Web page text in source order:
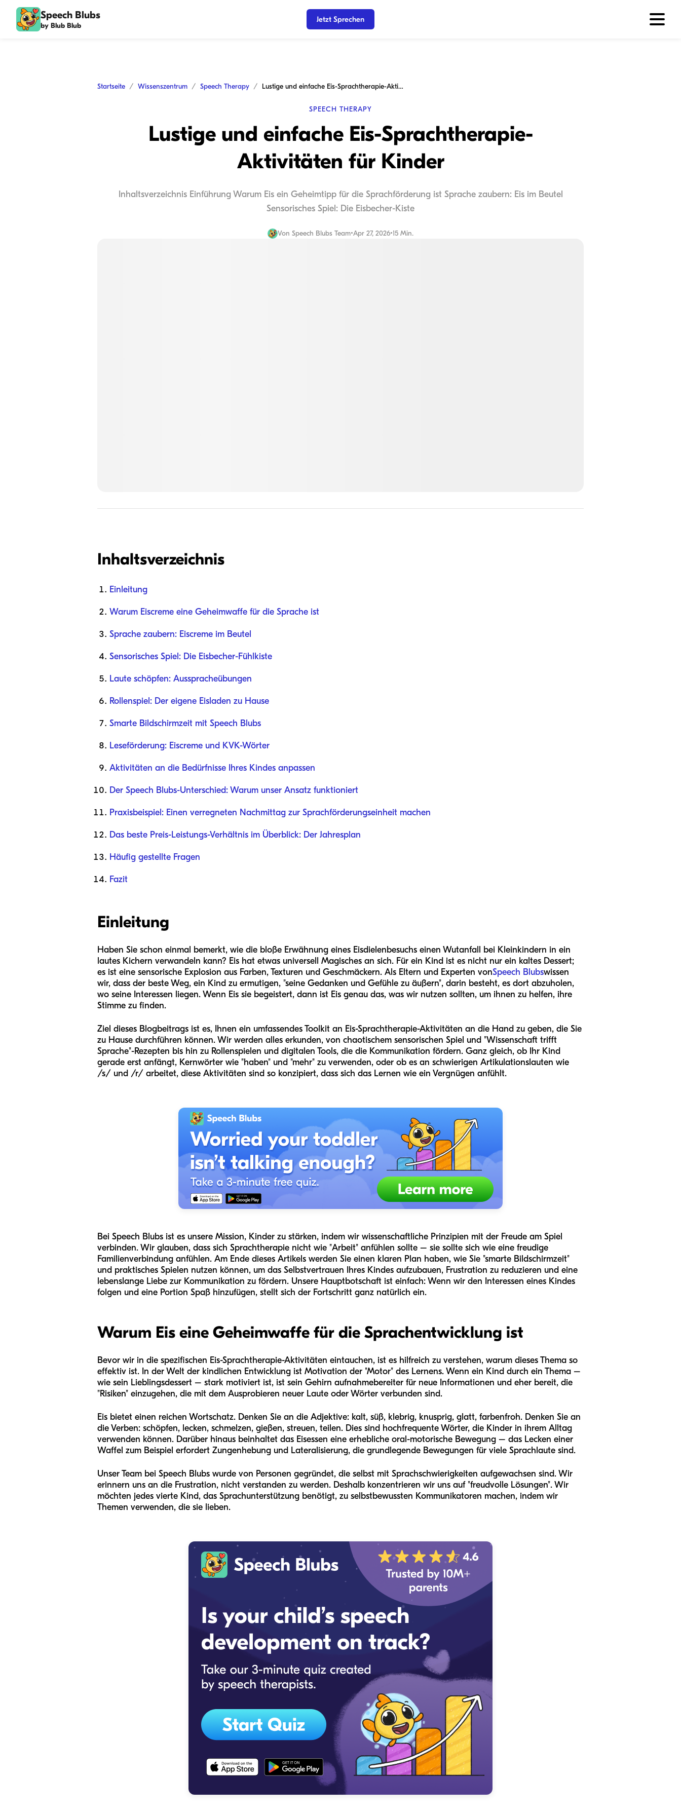
Speech Blubs
by Blub Blub
Jetzt Sprechen
Startseite Wissenszentrum Speech Therapy Lustige und einfache Eis-Sprachtherapie-Aktivitäten für Kinder
SPEECH THERAPY
Lustige und einfache Eis-Sprachtherapie-
Aktivitäten für Kinder
Inhaltsverzeichnis Einführung Warum Eis ein Geheimtipp für die Sprachförderung ist Sprache zaubern: Eis im Beutel
Sensorisches Spiel: Die Eisbecher-Kiste
Von Speech Blubs Team•Apr 27, 2026•15 Min.
Inhaltsverzeichnis
Einleitung
Warum Eiscreme eine Geheimwaffe für die Sprache ist
Sprache zaubern: Eiscreme im Beutel
Sensorisches Spiel: Die Eisbecher-Fühlkiste
Laute schöpfen: Ausspracheübungen
Rollenspiel: Der eigene Eisladen zu Hause
Smarte Bildschirmzeit mit Speech Blubs
Leseförderung: Eiscreme und KVK-Wörter
Aktivitäten an die Bedürfnisse Ihres Kindes anpassen
Der Speech Blubs-Unterschied: Warum unser Ansatz funktioniert
Praxisbeispiel: Einen verregneten Nachmittag zur Sprachförderungseinheit machen
Das beste Preis-Leistungs-Verhältnis im Überblick: Der Jahresplan
Häufig gestellte Fragen
Fazit
Einleitung
Haben Sie schon einmal bemerkt, wie die bloße Erwähnung eines Eisdielenbesuchs einen Wutanfall bei Kleinkindern in ein
lautes Kichern verwandeln kann? Eis hat etwas universell Magisches an sich. Für ein Kind ist es nicht nur ein kaltes Dessert;
es ist eine sensorische Explosion aus Farben, Texturen und Geschmäckern. Als Eltern und Experten vonSpeech Blubswissen
wir, dass der beste Weg, ein Kind zu ermutigen, "seine Gedanken und Gefühle zu äußern", darin besteht, es dort abzuholen,
wo seine Interessen liegen. Wenn Eis sie begeistert, dann ist Eis genau das, was wir nutzen sollten, um ihnen zu helfen, ihre
Stimme zu finden.
Ziel dieses Blogbeitrags ist es, Ihnen ein umfassendes Toolkit an Eis-Sprachtherapie-Aktivitäten an die Hand zu geben, die Sie
zu Hause durchführen können. Wir werden alles erkunden, von chaotischem sensorischen Spiel und "Wissenschaft trifft
Sprache"-Rezepten bis hin zu Rollenspielen und digitalen Tools, die die Kommunikation fördern. Ganz gleich, ob Ihr Kind
gerade erst anfängt, Kernwörter wie "haben" und "mehr" zu verwenden, oder ob es an schwierigen Artikulationslauten wie
/s/ und /r/ arbeitet, diese Aktivitäten sind so konzipiert, dass sich das Lernen wie ein Vergnügen anfühlt.
Bei Speech Blubs ist es unsere Mission, Kinder zu stärken, indem wir wissenschaftliche Prinzipien mit der Freude am Spiel
verbinden. Wir glauben, dass sich Sprachtherapie nicht wie "Arbeit" anfühlen sollte – sie sollte sich wie eine freudige
Familienverbindung anfühlen. Am Ende dieses Artikels werden Sie einen klaren Plan haben, wie Sie "smarte Bildschirmzeit"
und praktisches Spielen nutzen können, um das Selbstvertrauen Ihres Kindes aufzubauen, Frustration zu reduzieren und eine
lebenslange Liebe zur Kommunikation zu fördern. Unsere Hauptbotschaft ist einfach: Wenn wir den Interessen eines Kindes
folgen und eine Portion Spaß hinzufügen, stellt sich der Fortschritt ganz natürlich ein.
Warum Eis eine Geheimwaffe für die Sprachentwicklung ist
Bevor wir in die spezifischen Eis-Sprachtherapie-Aktivitäten eintauchen, ist es hilfreich zu verstehen, warum dieses Thema so
effektiv ist. In der Welt der kindlichen Entwicklung ist Motivation der "Motor" des Lernens. Wenn ein Kind durch ein Thema –
wie sein Lieblingsdessert – stark motiviert ist, ist sein Gehirn aufnahmebereiter für neue Informationen und eher bereit, die
"Risiken" einzugehen, die mit dem Ausprobieren neuer Laute oder Wörter verbunden sind.
Eis bietet einen reichen Wortschatz. Denken Sie an die Adjektive: kalt, süß, klebrig, knusprig, glatt, farbenfroh. Denken Sie an
die Verben: schöpfen, lecken, schmelzen, gießen, streuen, teilen. Dies sind hochfrequente Wörter, die Kinder in ihrem Alltag
verwenden können. Darüber hinaus beinhaltet das Eisessen eine erhebliche oral-motorische Bewegung – das Lecken einer
Waffel zum Beispiel erfordert Zungenhebung und Lateralisierung, die grundlegende Bewegungen für viele Sprachlaute sind.
Unser Team bei Speech Blubs wurde von Personen gegründet, die selbst mit Sprachschwierigkeiten aufgewachsen sind. Wir
erinnern uns an die Frustration, nicht verstanden zu werden. Deshalb konzentrieren wir uns auf "freudvolle Lösungen". Wir
möchten jedes vierte Kind, das Sprachunterstützung benötigt, zu selbstbewussten Kommunikatoren machen, indem wir
Themen verwenden, die sie lieben.